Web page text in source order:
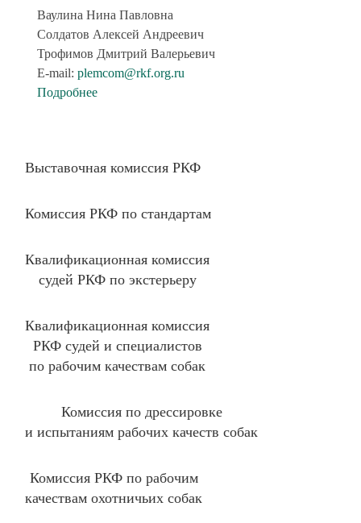
Ваулина Нина Павловна
Солдатов Алексей Андреевич
Трофимов Дмитрий Валерьевич
E-mail: plemcom@rkf.org.ru
Подробнее
Выставочная комиссия РКФ
Комиссия РКФ по стандартам
Квалификационная комиссия
судей РКФ по экстерьеру
Квалификационная комиссия
РКФ судей и специалистов
по рабочим качествам собак
Комиссия по дрессировке
и испытаниям рабочих качеств собак
Комиссия РКФ по рабочим
качествам охотничьих собак